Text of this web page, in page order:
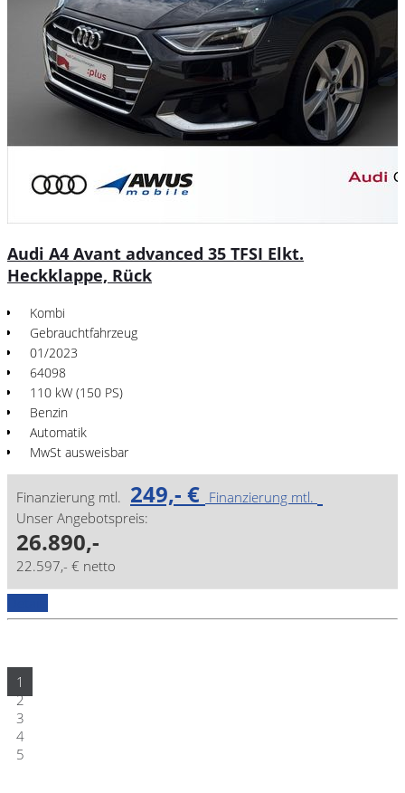
Audi A4 Avant advanced 35 TFSI Elkt.
Heckklappe, Rück
Kombi
Gebrauchtfahrzeug
01/2023
64098
110 kW (150 PS)
Benzin
Automatik
MwSt ausweisbar
Finanzierung mtl. 249,- € Finanzierung mtl.
Unser Angebotspreis:
26.890,-
22.597,- € netto
1
2
3
4
5